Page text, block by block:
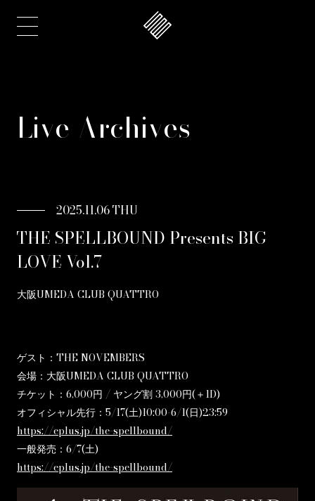
Live Archives
2025.11.06 THU
THE SPELLBOUND Presents BIG
LOVE Vol.7
大阪UMEDA CLUB QUATTRO
ゲスト：THE NOVEMBERS
会場：大阪UMEDA CLUB QUATTRO
チケット：6,000円 / ヤング割 3,000円(＋1D)
オフィシャル先行：5/17(土)10:00-6/1(日)23:59
https://eplus.jp/the-spellbound/
一般発売：6/7(土)
https://eplus.jp/the-spellbound/